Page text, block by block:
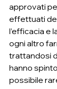
approvati
effettuati
l’efficacia e
ogni altro
trattandosi
hanno
possibile